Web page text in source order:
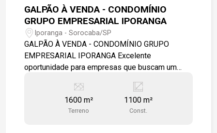
GALPÃO À VENDA - CONDOMÍNIO
GRUPO EMPRESARIAL IPORANGA
Iporanga - Sorocaba/SP
GALPÃO À VENDA - CONDOMÍNIO GRUPO
EMPRESARIAL IPORANGA Excelente
oportunidade para empresas que buscam um
infraestrutura, segurança e localização
construída de aproximadamente 1.100 m² - Pé-
1600 m²
Terreno
1100 m²
Const.